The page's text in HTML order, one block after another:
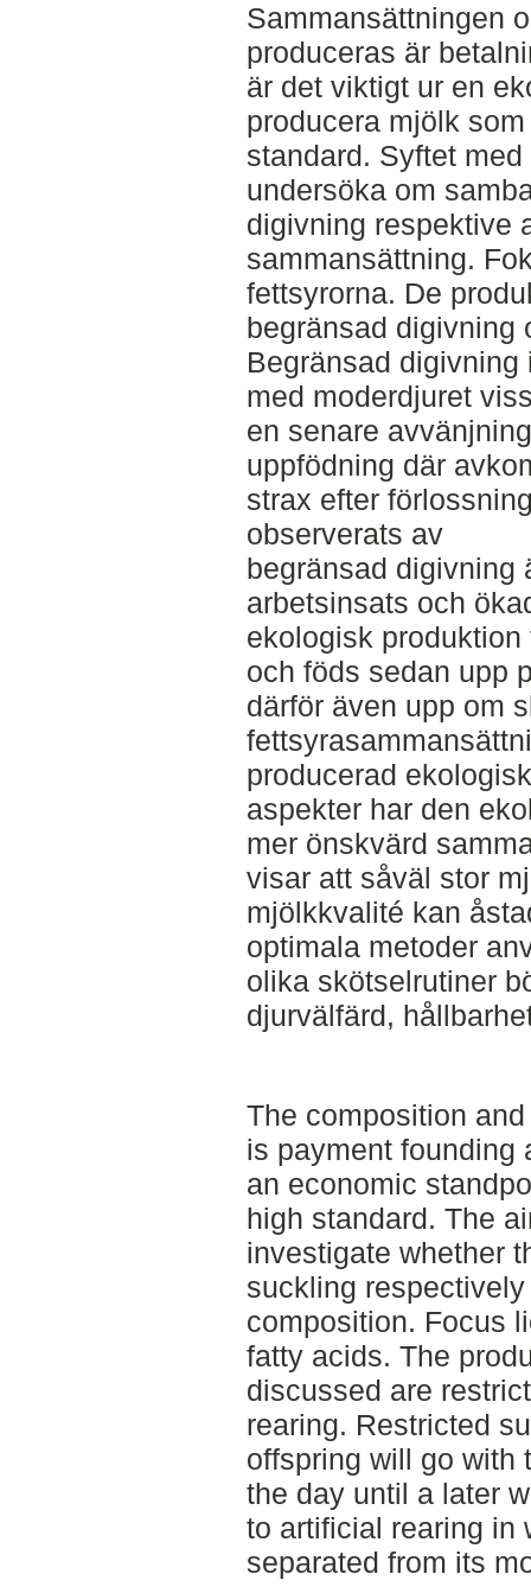
Sammansättningen
produceras är
är det viktigt ur en
producera mjölk
standard. Syftet
undersöka om
digivning respektive
sammansättning.
fettsyrorna. De
begränsad digivning
Begränsad
med moderdjuret
en senare
uppfödning där
strax efter
observerats av
begränsad digivning
arbetsinsats och
ekologisk
och föds sedan upp
därför även upp om
producerad
aspekter har den
mer önskvärd
visar att såväl stor
mjölkkvalité kan
optimala metoder
olika skötselrutiner
djurvälfärd,
The composition
is payment founding
an economic
high standard. The
investigate whether
suckling
composition. Focus
fatty acids. The
discussed are
rearing. Restricted
offspring will go with
the day until a later
to artificial rearing in
separated from its